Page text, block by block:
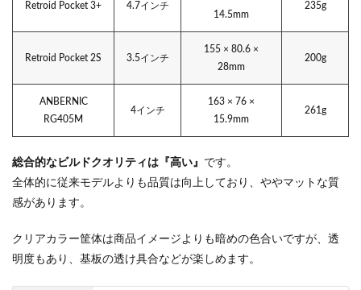
Retroid Pocket 3+ 4.7インチ
14.5mm
235g
Retroid Pocket 2S 3.5インチ
155 × 80.6 ×
28mm
200g
ANBERNIC
RG405M
4インチ
163 × 76 ×
15.9mm
261g
総合的なビルドクオリティは『高い』 です。
全体的に従来モデルよりも品質は向上しており、ややマットな質
感があります。
クリアカラー筐体は商品イメージよりも暗めの色合いですが、透
明度もあり、基板の透け具合などが楽しめます。